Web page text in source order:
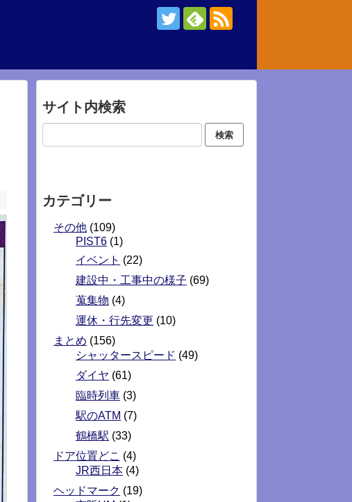
サイト内検索
カテゴリー
その他 (109)
PIST6 (1)
イベント (22)
建設中・工事中の様子 (69)
蒐集物 (4)
運休・行先変更 (10)
まとめ (156)
シャッタースピード (49)
ダイヤ (61)
臨時列車 (3)
駅のATM (7)
鶴橋駅 (33)
ドア位置どこ (4)
JR西日本 (4)
ヘッドマーク (19)